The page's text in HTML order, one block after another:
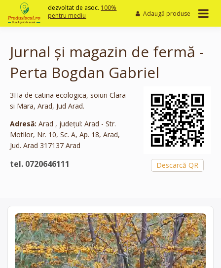
content
dezvoltat de asoc. 100%
pentru mediu
Adaugă produse
Jurnal și magazin de fermă -
Perta Bogdan Gabriel
Descarcă QR
3Ha de catina ecologica, soiuri Clara
si Mara, Arad, Jud Arad.
Adresă: Arad , județul: Arad - Str.
Motilor, Nr. 10, Sc. A, Ap. 18, Arad,
Jud. Arad 317137 Arad
tel. 0720646111